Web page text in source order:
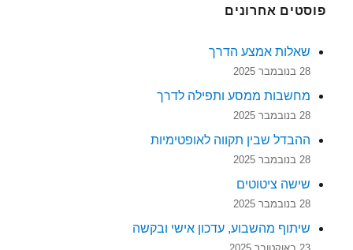
פוסטים אחרונים
שאלות אמצע הדרך
28 בנובמבר 2025
מחשבות ממסע ותפילה לדרך
28 בנובמבר 2025
ההבדל שבין תקווה לאופטימיות
28 בנובמבר 2025
שישה ציטוטים
28 בנובמבר 2025
שיתוף מהשבוע, עדכון אישי ובקשה